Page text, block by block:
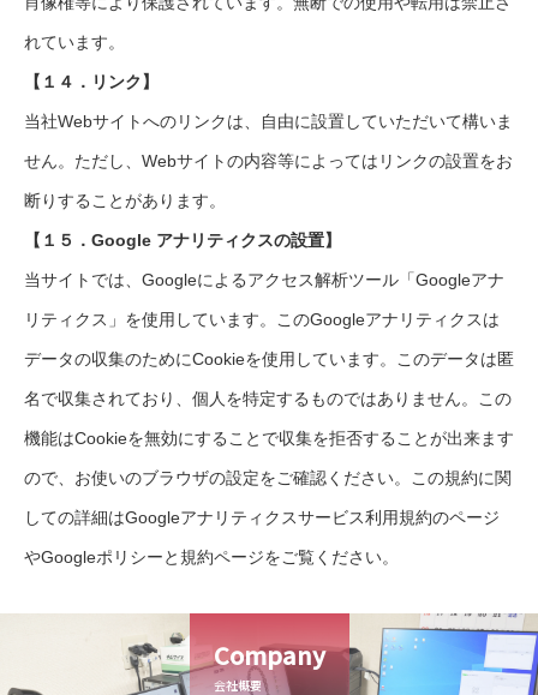
れています。
【１４．リンク】
当社Webサイトへのリンクは、自由に設置していただいて構いま
せん。ただし、Webサイトの内容等によってはリンクの設置をお
断りすることがあります。
【１５．Google アナリティクスの設置】
当サイトでは、Googleによるアクセス解析ツール「Googleアナ
リティクス」を使用しています。このGoogleアナリティクスは
データの収集のためにCookieを使用しています。このデータは匿
名で収集されており、個人を特定するものではありません。この
機能はCookieを無効にすることで収集を拒否することが出来ます
ので、お使いのブラウザの設定をご確認ください。この規約に関
しての詳細はGoogleアナリティクスサービス利用規約のページ
やGoogleポリシーと規約ページをご覧ください。
Company
会社概要